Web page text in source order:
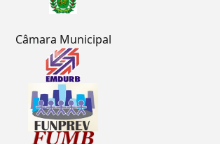
Câmara Municipal